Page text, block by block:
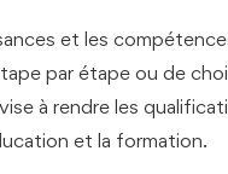
et les
par étape ou de
à rendre les
et la formation.